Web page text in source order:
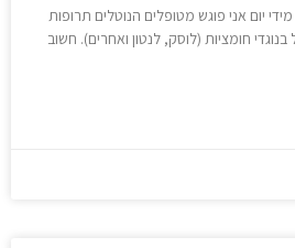
יום אני פוגש מטופלים הנוטלים תרופות
חומציות (לוסק, לנטון ואחרים). חשוב